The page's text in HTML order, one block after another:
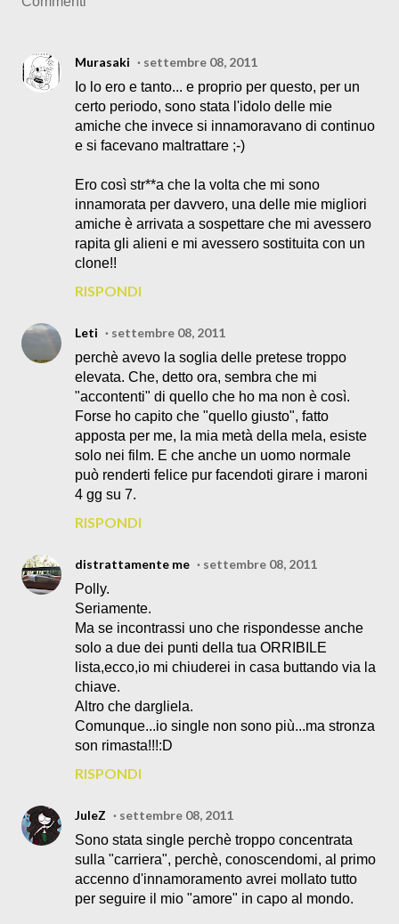
Murasaki
settembre 08, 2011
Io lo ero e tanto... e proprio per questo, per un
certo periodo, sono stata l'idolo delle mie
amiche che invece si innamoravano di continuo
e si facevano maltrattare ;-)
Ero così str**a che la volta che mi sono
innamorata per davvero, una delle mie migliori
amiche è arrivata a sospettare che mi avessero
rapita gli alieni e mi avessero sostituita con un
clone!!
RISPONDI
Leti
settembre 08, 2011
perchè avevo la soglia delle pretese troppo
elevata. Che, detto ora, sembra che mi
"accontenti" di quello che ho ma non è così.
Forse ho capito che "quello giusto", fatto
apposta per me, la mia metà della mela, esiste
solo nei film. E che anche un uomo normale
può renderti felice pur facendoti girare i maroni
4 gg su 7.
RISPONDI
distrattamente me
settembre 08, 2011
Polly.
Seriamente.
Ma se incontrassi uno che rispondesse anche
solo a due dei punti della tua ORRIBILE
lista,ecco,io mi chiuderei in casa buttando via la
chiave.
Altro che dargliela.
Comunque...io single non sono più...ma stronza
son rimasta!!!:D
RISPONDI
JuleZ
settembre 08, 2011
Sono stata single perchè troppo concentrata
sulla "carriera", perchè, conoscendomi, al primo
accenno d'innamoramento avrei mollato tutto
per seguire il mio "amore" in capo al mondo.